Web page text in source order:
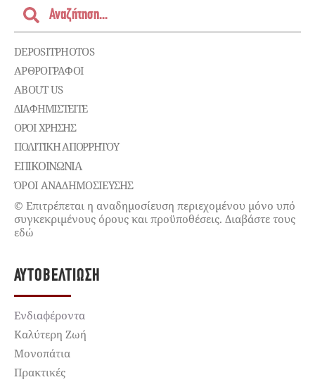
DEPOSITPHOTOS
ΑΡΘΡΟΓΡΑΦΟΙ
ABOUT US
ΔΙΑΦΗΜΙΣΤΕΊΤΕ
ΌΡΟΙ ΧΡΉΣΗΣ
ΠΟΛΙΤΙΚΉ ΑΠΟΡΡΉΤΟΥ
ΕΠΙΚΟΙΝΩΝΊΑ
ΌΡΟΙ ΑΝΑΔΗΜΟΣΙΕΥΣΗΣ
© Επιτρέπεται η αναδημοσίευση περιεχομένου μόνο υπό
συγκεκριμένους όρους και προϋποθέσεις. Διαβάστε τους
εδώ
ΑΥΤΟΒΕΛΤΊΩΣΗ
Ενδιαφέροντα
Καλύτερη Ζωή
Μονοπάτια
Πρακτικές